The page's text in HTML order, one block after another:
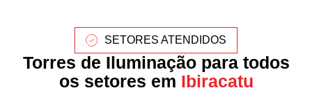
SETORES ATENDIDOS
Torres de Iluminação para todos
os setores em Ibiracatu